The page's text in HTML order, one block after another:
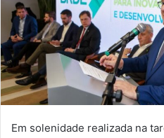
Em solenidade realizada na